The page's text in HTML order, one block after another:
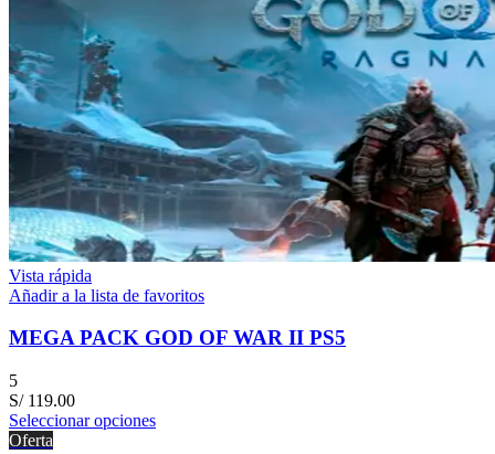
Vista rápida
Añadir a la lista de favoritos
MEGA PACK GOD OF WAR II PS5
5
S/119.00
Seleccionar opciones
Oferta